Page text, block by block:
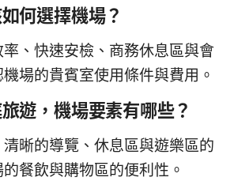
何選擇機場？
、快速安檢、商務休息區與會
場的貴賓室使用條件與費用。
遊，機場要素有哪些？
晰的導覽、休息區與遊樂區的
餐飲與購物區的便利性。